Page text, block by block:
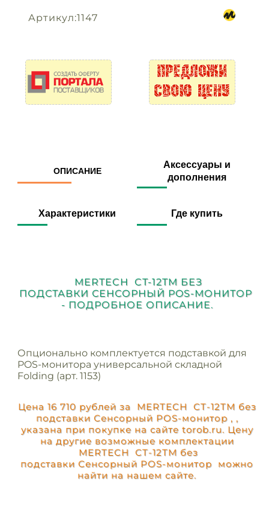
Артикул:1147
ОПИСАНИЕ
Аксессуары и
дополнения
Характеристики Где купить
MERTECH CT-12TM БЕЗ
ПОДСТАВКИ СЕНСОРНЫЙ POS-МОНИТОР
- ПОДРОБНОЕ ОПИСАНИЕ.
Опционально комплектуется подставкой для
POS-монитора универсальной складной
Folding (арт. 1153)
Цена 16 710 рублей за MERTECH CT-12TM без
подставки Сенсорный POS-монитор , ,
указана при покупке на сайте torob.ru. Цену
на другие возможные комплектации
MERTECH CT-12TM без
подставки Сенсорный POS-монитор можно
найти на нашем сайте.